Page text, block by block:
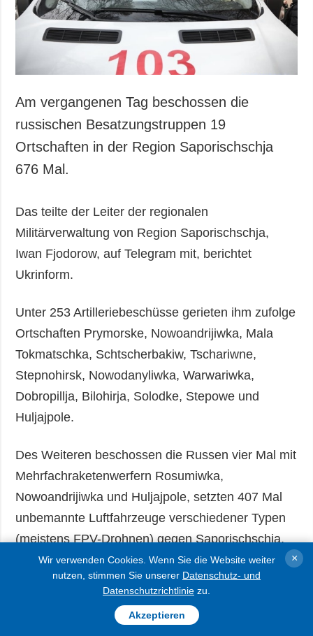
Am vergangenen Tag beschossen die
russischen Besatzungstruppen 19
Ortschaften in der Region Saporischschja
676 Mal.
Das teilte der Leiter der regionalen
Militärverwaltung von Region Saporischschja,
Iwan Fjodorow, auf Telegram mit, berichtet
Ukrinform.
Unter 253 Artilleriebeschüsse gerieten ihm zufolge
Ortschaften Prymorske, Nowoandrijiwka, Mala
Tokmatschka, Schtscherbakiw, Tschariwne,
Stepnohirsk, Nowodanyliwka, Warwariwka,
Dobropillja, Bilohirja, Solodke, Stepowe und
Huljajpole.
Des Weiteren beschossen die Russen vier Mal mit
Mehrfachraketenwerfern Rosumiwka,
Nowoandrijiwka und Huljajpole, setzten 407 Mal
unbemannte Luftfahrzeuge verschiedener Typen
(meistens FPV-Drohnen) gegen Saporischschja,
Bilenke, Mala Tokmatschka, Schtscherbaky,
Nowoandrijiwka, Prymorske, Huljajpole, Stepowe,
Nowodanyliwka, Stepnohirsk, Tschariwne,
Warwariwka, Solodke, Dobropillja, Werchnja Tersa
Wir verwenden Cookies. Wenn Sie die Website weiter
nutzen, stimmen Sie unserer Datenschutz- und
Datenschutzrichtlinie zu.
Akzeptieren
×